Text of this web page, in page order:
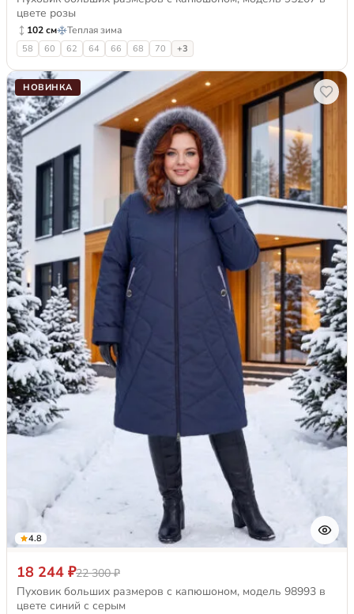
цвете розы
102 см Теплая зима
58 60 62 64 66 68 70 +3
НОВИНКА
4.8
18 244 ₽22 300 ₽
Пуховик больших размеров с капюшоном, модель 98993 в
цвете синий с серым